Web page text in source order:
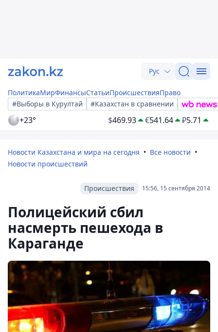
Рус
ПолитикаМирФинансыСтатьиПроисшествияПраво
#Выборы в Курултай
#Казахстан в сравнении
+23° $469.93 €541.64 ₽5.71
Новости Казахстана и мира на сегодня
Все новости
Новости происшествий
15:56, 15 сентября 2014
Происшествия
Полицейский сбил
насмерть пешехода в
Караганде